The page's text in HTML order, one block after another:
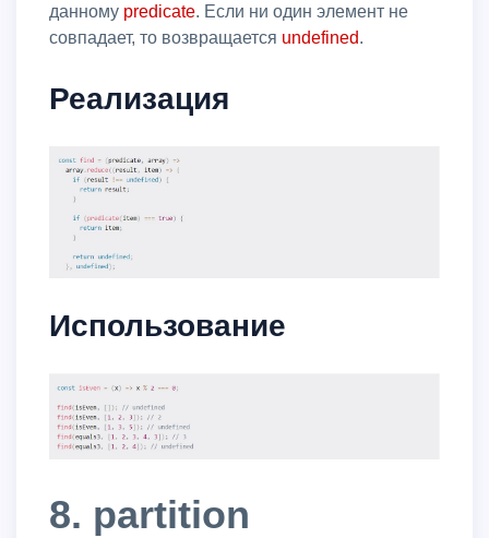
данному predicate. Если ни один элемент не
совпадает, то возвращается undefined.
Реализация
Использование
8. partition